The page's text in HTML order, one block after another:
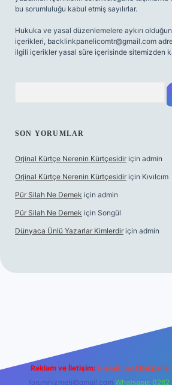
bu sorumluluğu kabul etmiş sayılırlar.
Hukuka ve yasal düzenlemelere aykırı
içerikleri, backlinkpanelicomtr@gmail.com
ilgili içerikler yasal süre içerisinde sitemizden
SON YORUMLAR
Orjinal Kürtçe Nerenin Kürtçesidir için admin
Orjinal Kürtçe Nerenin Kürtçesidir için Kıvılcım
Pür Silah Ne Demek için admin
Pür Silah Ne Demek için Songül
Dünyaca Ünlü Yazarlar Kimlerdir için admin
Reklam ve İletişim: E-mail:
forumhizmeti@gmail.com Whatsapp: 0262